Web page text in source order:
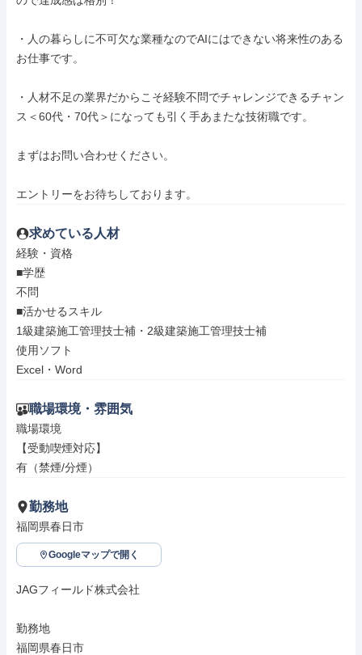
・人の暮らしに不可欠な業種なのでAIにはできない将来性のある
お仕事です。
・人材不足の業界だからこそ経験不問でチャレンジできるチャン
ス＜60代・70代＞になっても引く手あまたな技術職です。
まずはお問い合わせください。
エントリーをお待ちしております。
求めている人材
経験・資格
■学歴
不問
■活かせるスキル
1級建築施工管理技士補・2級建築施工管理技士補
使用ソフト
Excel・Word
職場環境・雰囲気
職場環境
【受動喫煙対応】
有（禁煙/分煙）
勤務地
福岡県春日市
Googleマップで開く
JAGフィールド株式会社
勤務地
福岡県春日市